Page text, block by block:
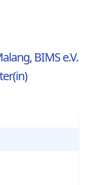
BIMS e.V.